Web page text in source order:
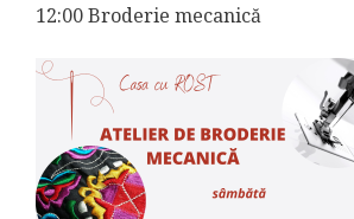
12:00 Broderie mecanică